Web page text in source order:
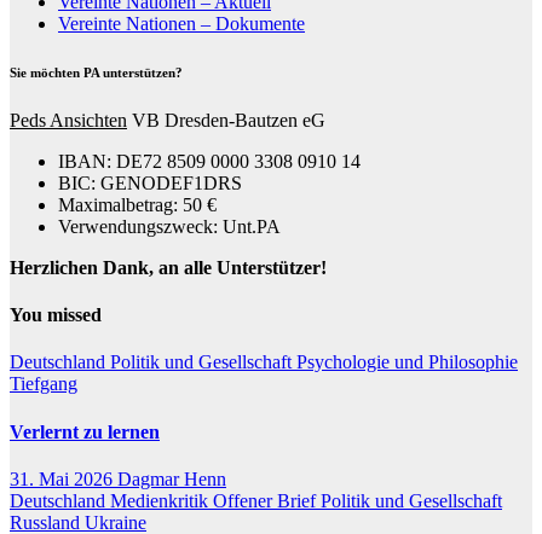
Vereinte Nationen – Dokumente
Sie möchten PA unterstützen?
Peds Ansichten VB Dresden-Bautzen eG
IBAN: DE72 8509 0000 3308 0910 14
BIC: GENODEF1DRS
Maximalbetrag: 50 €
Verwendungszweck: Unt.PA
Herzlichen Dank, an alle Unterstützer!
You missed
Deutschland Politik und Gesellschaft Psychologie und Philosophie
Tiefgang
Verlernt zu lernen
31. Mai 2026 Dagmar Henn
Deutschland Medienkritik Offener BriefPolitik und Gesellschaft
Russland Ukraine